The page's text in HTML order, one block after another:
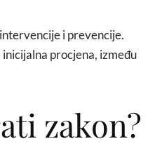
i prevencije.
procjena, između
zakon?